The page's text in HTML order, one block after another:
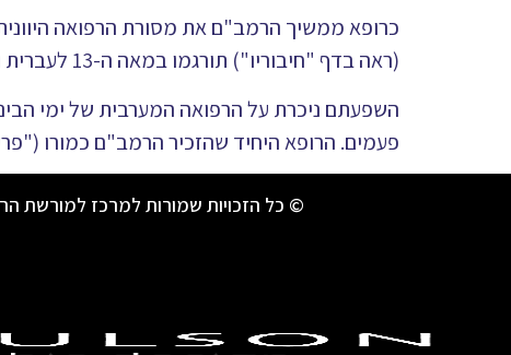
כרופא ממשיך הרמב"ם את מסורת הרפואה
(ראה בדף "חיבוריו") תורגמו במאה ה-13 לעברית וללאטינית ונלמדו באוניברסיטאות.
פעמים. הרופא היחיד שהזכיר הרמב"ם כמורו
© כל הזכויות שמורות למרכז למורשת